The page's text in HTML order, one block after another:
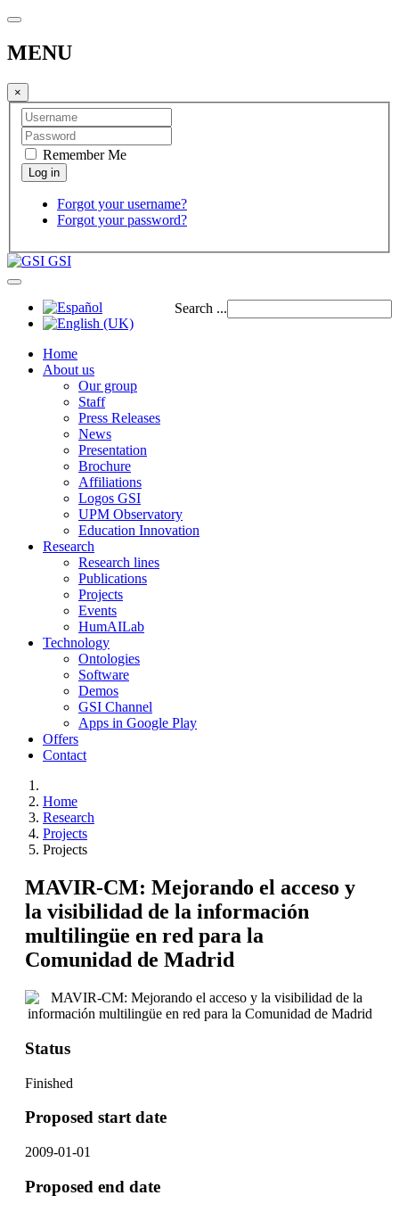
MENU
×
Remember Me
Forgot your username?
Forgot your password?
GSI
Search ...
Home
About us
Our group
Staff
Press Releases
News
Presentation
Brochure
Affiliations
Logos GSI
UPM Observatory
Education Innovation
Research
Research lines
Publications
Projects
Events
HumAILab
Technology
Ontologies
Software
Demos
GSI Channel
Apps in Google Play
Offers
Contact
Home
Research
Projects
Projects
MAVIR-CM: Mejorando el acceso y
la visibilidad de la información
multilingüe en red para la
Comunidad de Madrid
Status
Finished
Proposed start date
2009-01-01
Proposed end date